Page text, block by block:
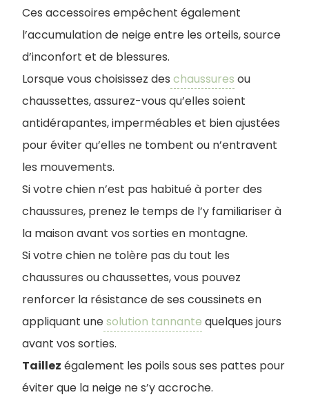
Ces accessoires empêchent également
l’accumulation de neige entre les orteils, source
d’inconfort et de blessures.
Lorsque vous choisissez des chaussures ou
chaussettes, assurez-vous qu’elles soient
antidérapantes, imperméables et bien ajustées
pour éviter qu’elles ne tombent ou n’entravent
les mouvements.
Si votre chien n’est pas habitué à porter des
chaussures, prenez le temps de l’y familiariser à
la maison avant vos sorties en montagne.
Si votre chien ne tolère pas du tout les
chaussures ou chaussettes, vous pouvez
renforcer la résistance de ses coussinets en
appliquant unesolution tannante quelques jours
avant vos sorties.
Taillez également les poils sous ses pattes pour
éviter que la neige ne s’y accroche.